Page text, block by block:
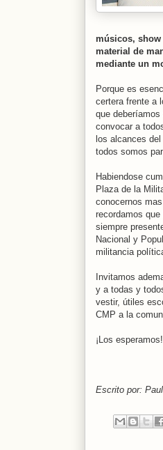
músicos,
material de
mediante un
Porque es
certera frente a
que
convocar a
los alcances
todos somos
Habiendose
Plaza de la
conocernos
recordamos
siempre
Nacional y
militancia
Invitamos
y a todas y
vestir, útiles
CMP a la
¡Los esperamos!
Escrito por: